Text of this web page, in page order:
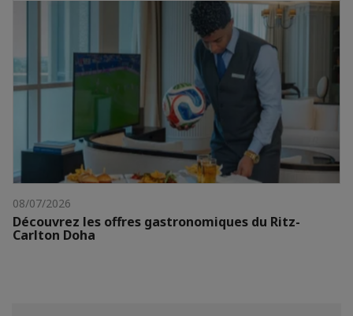
08/07/2026
Découvrez les offres gastronomiques du Ritz-
Carlton Doha